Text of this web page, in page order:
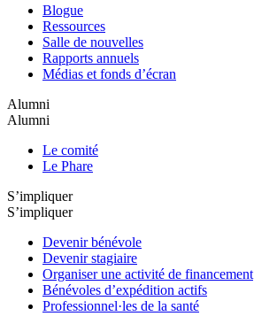
Blogue
Ressources
Salle de nouvelles
Rapports annuels
Médias et fonds d’écran
Alumni
Alumni
Le comité
Le Phare
S’impliquer
S’impliquer
Devenir bénévole
Devenir stagiaire
Organiser une activité de financement
Bénévoles d’expédition actifs
Professionnel·les de la santé